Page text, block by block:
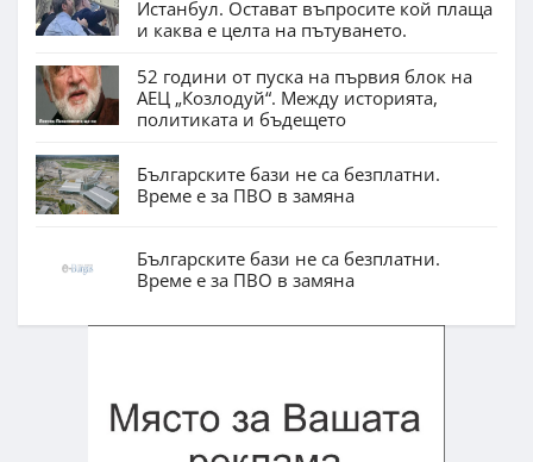
Истанбул. Остават въпросите кой плаща
и каква е целта на пътуването.
52 години от пуска на първия блок на
АЕЦ „Козлодуй“. Между историята,
политиката и бъдещето
Българските бази не са безплатни.
Време е за ПВО в замяна
Българските бази не са безплатни.
Време е за ПВО в замяна